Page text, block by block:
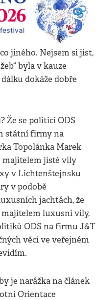
jiného. Nejsem si jist,
byla v kauze
dokáže dobře
Že se politici ODS
státní firmy na
Topolánka Marek
majitelem jisté vily
v Lichtenštejnsku
v podobě
jachtách, že
luxusní vily,
ODS na firmu J&T
věcí ve veřejném
je narážka na článek
Orientace